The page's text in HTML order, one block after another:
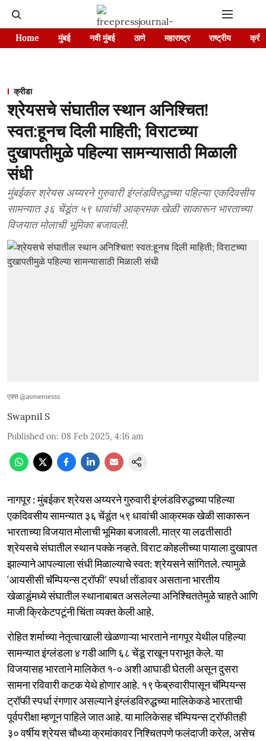
Home मुंबई नवी मुंबई ठाणे महाराष्ट्र राष्ट्रीय
क्रीडा
श्रेयसचे संघातील स्थान अनिश्चित!
स्वत:हूनच दिली माहिती; विराटच्या
दुखापतीमुळे पहिल्या सामन्यासाठी मिळाली
संधी
मुंबईकर श्रेयस अय्यरने गुरुवारी इंग्लंडविरुद्धच्या पहिल्या एकदिवसीय
सामन्यात ३६ चेंडूंत ५९ धावांची आक्रमक खेळी साकारून भारताच्या
विजयात मोलाची भूमिका बजावली.
एक्स @asmemesss
Swapnil S
Published on: 08 Feb 2025, 4:16 am
नागपूर : मुंबईकर श्रेयस अय्यरने गुरुवारी इंग्लंडविरुद्धच्या पहिल्या
एकदिवसीय सामन्यात ३६ चेंडूंत ५९ धावांची आक्रमक खेळी साकारून
भारताच्या विजयात मोलाची भूमिका बजावली. मात्र या लढतीसाठी
श्रेयसचे संघातील स्थान पक्के नव्हते. विराट कोहलीच्या पायाला दुखापत
झाल्याने आपल्याला संधी मिळाल्याचे स्वत: श्रेयसने सांगितले. त्यामुळे
‘आयसीसी चॅम्पियन्स ट्रॉफी’ स्पर्धा तोंडावर असताना भारतीय
खेळाडूंमध्ये संघातील स्थानाबाबत असलेल्या अनिश्चिततेमुळे चाहते आणि
माजी क्रिकेटपटूंनी चिंता व्यक्त केली आहे.
रोहित शर्माच्या नेतृत्वाखाली खेळणाऱ्या भारताने नागपूर येथील पहिल्या
सामन्यात इंग्लंडला ४ गडी आणि ६८ चेंडू राखून पराभूत केले. या
विजयासह भारताने मालिकेत १-० अशी आघाडी घेतली असून दुसरा
सामना रविवारी कटक येथे होणार आहे. १९ फेब्रुवारीपासून चॅम्पियन्स
ट्रॉफी स्पर्धा रंगणार असल्याने इंग्लंडविरुद्धच्या मालिकेकडे भारताची
पूर्वपरीक्षा म्हणून पाहिले जात आहे. या मालिकेसह चॅम्पियन्स ट्रॉफीतही
३० वर्षीय श्रेयस चौथ्या क्रमांकावर निश्चितपणे फलंदाजी करेल, असेच